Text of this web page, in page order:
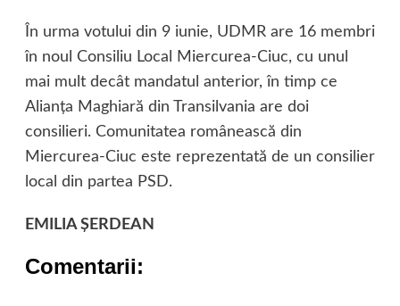
În urma votului din 9 iunie, UDMR are 16 membri
în noul Consiliu Local Miercurea-Ciuc, cu unul
mai mult decât mandatul anterior, în timp ce
Alianţa Maghiară din Transilvania are doi
consilieri. Comunitatea românească din
Miercurea-Ciuc este reprezentată de un consilier
local din partea PSD.
EMILIA ŞERDEAN
Comentarii: